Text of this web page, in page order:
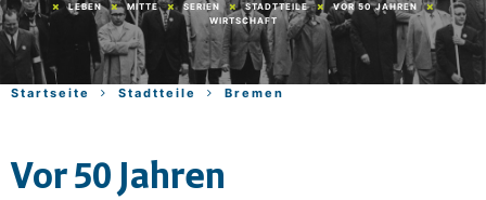
LEBEN
MITTE SERIEN STADTTEILE
VOR 50 JAHREN
WIRTSCHAFT
Startseite Stadtteile Bremen
Vor 50 Jahren